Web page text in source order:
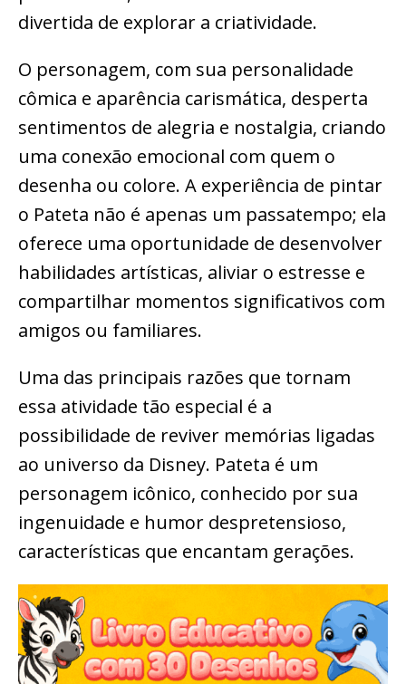
divertida de explorar a criatividade.
O personagem, com sua personalidade
cômica e aparência carismática, desperta
sentimentos de alegria e nostalgia, criando
uma conexão emocional com quem o
desenha ou colore. A experiência de pintar
o Pateta não é apenas um passatempo; ela
oferece uma oportunidade de desenvolver
habilidades artísticas, aliviar o estresse e
compartilhar momentos significativos com
amigos ou familiares.
Uma das principais razões que tornam
essa atividade tão especial é a
possibilidade de reviver memórias ligadas
ao universo da Disney. Pateta é um
personagem icônico, conhecido por sua
ingenuidade e humor despretensioso,
características que encantam gerações.